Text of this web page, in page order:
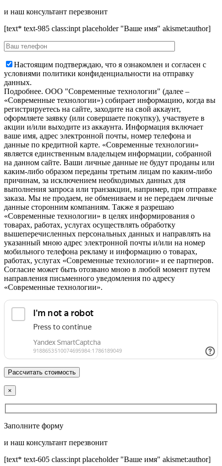
и наш консультант перезвонит
[text* text-985 class:inpt placeholder "Ваше имя" akismet:author]
Настоящим подтверждаю, что я ознакомлен и согласен с
условиями политики конфиденциальности на отправку
данных.
Подробнее. OOO "Современные технологии" (далее –
«Современные технологии») собирает информацию, когда вы
регистрируетесь на сайте, заходите на свой аккаунт,
оформляете заявку (или совершаете покупку), участвуете в
акции и/или выходите из аккаунта. Информация включает
ваше имя, адрес электронной почты, номер телефона и
данные по кредитной карте. «Современные технологии»
является единственным владельцем информации, собранной
на данном сайте. Ваши личные данные не будут проданы или
каким-либо образом переданы третьим лицам по каким-либо
причинам, за исключением необходимых данных для
выполнения запроса или транзакции, например, при отправке
заказа. Мы не продаем, не обмениваем и не передаем личные
данные сторонним компаниям. Также я разрешаю
«Современные технологии» в целях информирования о
товарах, работах, услугах осуществлять обработку
вышеперечисленных персональных данных и направлять на
указанный мною адрес электронной почты и/или на номер
мобильного телефона рекламу и информацию о товарах,
работах, услугах «Современные технологии» и ее партнеров.
Согласие может быть отозвано мною в любой момент путем
направления письменного уведомления по адресу
«Современные технологии».
×
Заполните форму
и наш консультант перезвонит
[text* text-605 class:inpt placeholder "Ваше имя" akismet:author]